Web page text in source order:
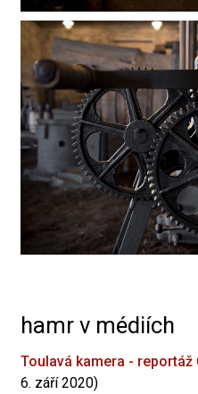
hamr v médiích
Toulavá kamera - reportáž
6. září 2020)